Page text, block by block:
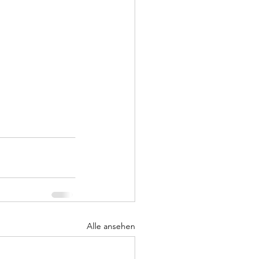
Alle ansehen